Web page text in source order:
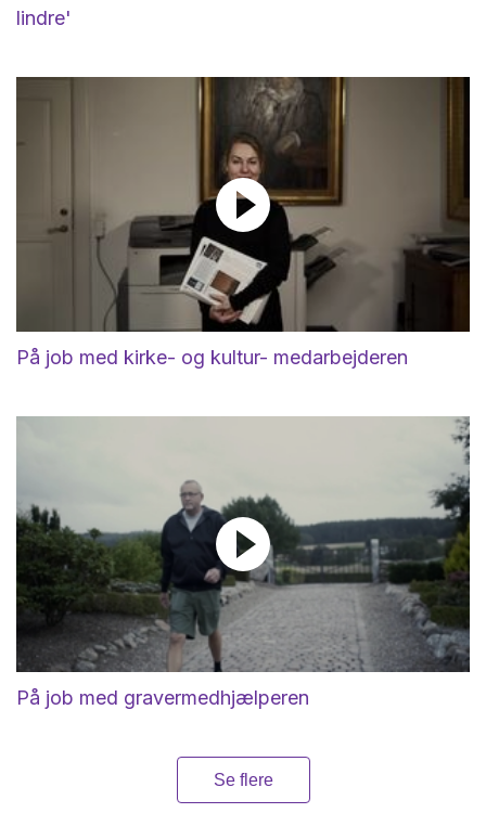
lindre'
På job med kirke- og kultur- medarbejderen
På job med gravermedhjælperen
Se flere